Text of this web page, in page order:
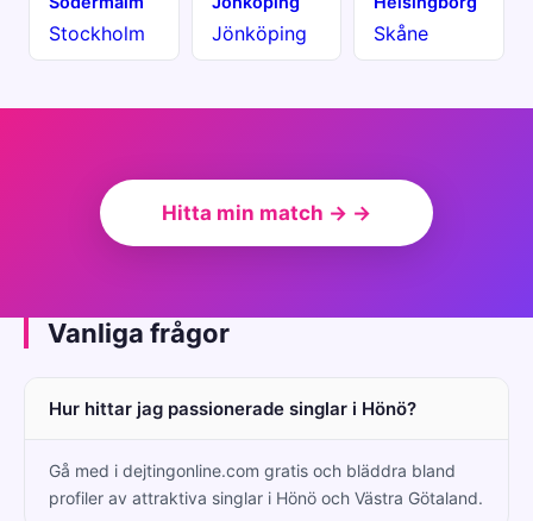
Stockholm Jönköping Skåne
Hitta min match → →
Vanliga frågor
Hur hittar jag passionerade singlar i Hönö?
Gå med i dejtingonline.com gratis och bläddra bland
profiler av attraktiva singlar i Hönö och Västra Götaland.